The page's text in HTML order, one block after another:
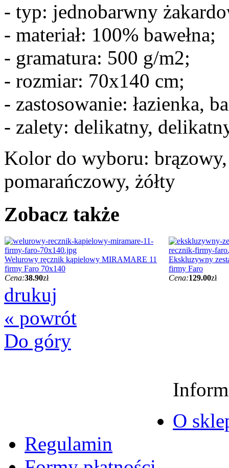
- typ: jednobarwny
- materiał: 100% bawełna;
- gramatura: 500 g/m2;
- rozmiar: 70x140 cm;
- zastosowanie: łazienka,
- zalety: delikatny,
Kolor do wyboru:
pomarańczowy, żółty
Zobacz także
Welurowy ręcznik kąpielowy MIRAMARE 11
firmy Faro 70x140
Cena:38.90zł
Ekskluzywny
firmy Faro
Cena:129.00zł
drukuj
« powrót
Do góry
O
Regulamin